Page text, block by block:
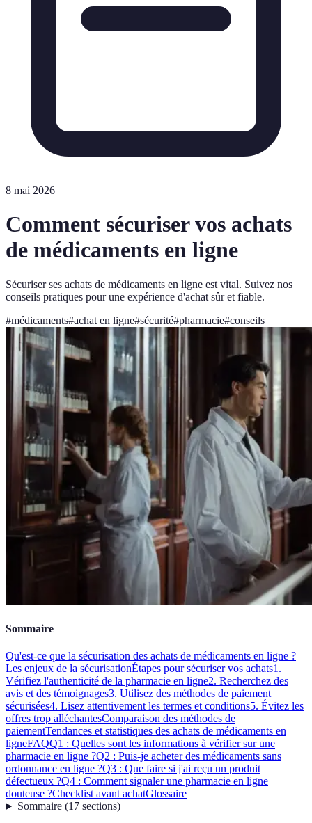
8 mai 2026
Comment sécuriser vos achats
de médicaments en ligne
Sécuriser ses achats de médicaments en ligne est vital. Suivez nos
conseils pratiques pour une expérience d'achat sûr et fiable.
#médicaments#achat en ligne#sécurité#pharmacie#conseils
Sommaire
Qu'est-ce que la sécurisation des achats de médicaments en ligne ?
Les enjeux de la sécurisationÉtapes pour sécuriser vos achats1.
Vérifiez l'authenticité de la pharmacie en ligne2. Recherchez des
avis et des témoignages3. Utilisez des méthodes de paiement
sécurisées4. Lisez attentivement les termes et conditions5. Évitez les
offres trop alléchantesComparaison des méthodes de
paiementTendances et statistiques des achats de médicaments en
ligneFAQQ1 : Quelles sont les informations à vérifier sur une
pharmacie en ligne ?Q2 : Puis-je acheter des médicaments sans
ordonnance en ligne ?Q3 : Que faire si j'ai reçu un produit
défectueux ?Q4 : Comment signaler une pharmacie en ligne
douteuse ?Checklist avant achatGlossaire
Sommaire(17 sections)